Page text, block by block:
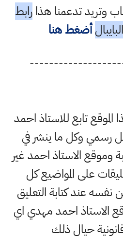
وتريد تدعمنا هذارابط
أضغط هنا
الموقع تابع للاستاذ احمد
وكل ما ينشر في
وموقع الاستاذ احمد غير
على المواضيع كل
عند كتابة التعليق
الاستاذ احمد مهدي اي
حيال ذلك